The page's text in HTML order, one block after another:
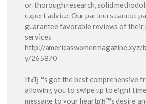
on thorough research, solid
expert advice. Our partners cannot
guarantee favorable reviews of their
services
http://
y/265870
ItвЂ™s got the best comprehensive
allowing you to swipe up to eight
message to your heartвЂ™s desire